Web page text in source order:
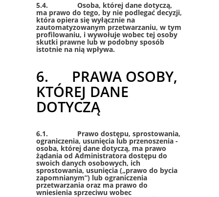
5.4. Osoba, której dane dotyczą,
ma prawo do tego, by nie podlegać decyzji,
która opiera się wyłącznie na
zautomatyzowanym przetwarzaniu, w tym
profilowaniu, i wywołuje wobec tej osoby
skutki prawne lub w podobny sposób
istotnie na nią wpływa.
6. PRAWA OSOBY,
KTÓREJ DANE
DOTYCZĄ
6.1. Prawo dostępu, sprostowania,
ograniczenia, usunięcia lub przenoszenia -
osoba, której dane dotyczą, ma prawo
żądania od Administratora dostępu do
swoich danych osobowych, ich
sprostowania, usunięcia („prawo do bycia
zapomnianym”) lub ograniczenia
przetwarzania oraz ma prawo do
wniesienia sprzeciwu wobec